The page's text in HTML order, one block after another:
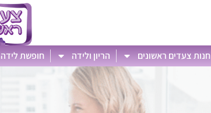
חנות צעדים ראשונים הריון ולידה חופשת לידה